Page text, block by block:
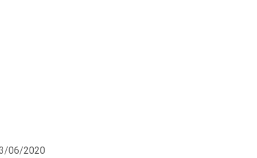
06/2020